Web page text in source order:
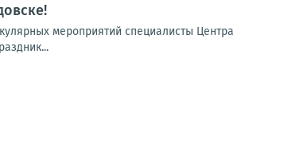
мероприятий специалисты Центра